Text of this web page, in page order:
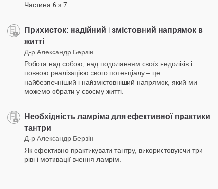
Частина 6 з 7
Прихисток: надійний і змістовний напрямок в
житті
Д-р Александр Берзін
Робота над собою, над подоланням своїх недоліків і
повною реалізацією свого потенціалу – це
найбезпечніший і найзмістовніший напрямок, який ми
можемо обрати у своєму житті.
Необхідність ламріма для ефективної практики
тантри
Д-р Александр Берзін
Як ефективно практикувати тантру, використовуючи три
рівні мотивації вчення ламрім.